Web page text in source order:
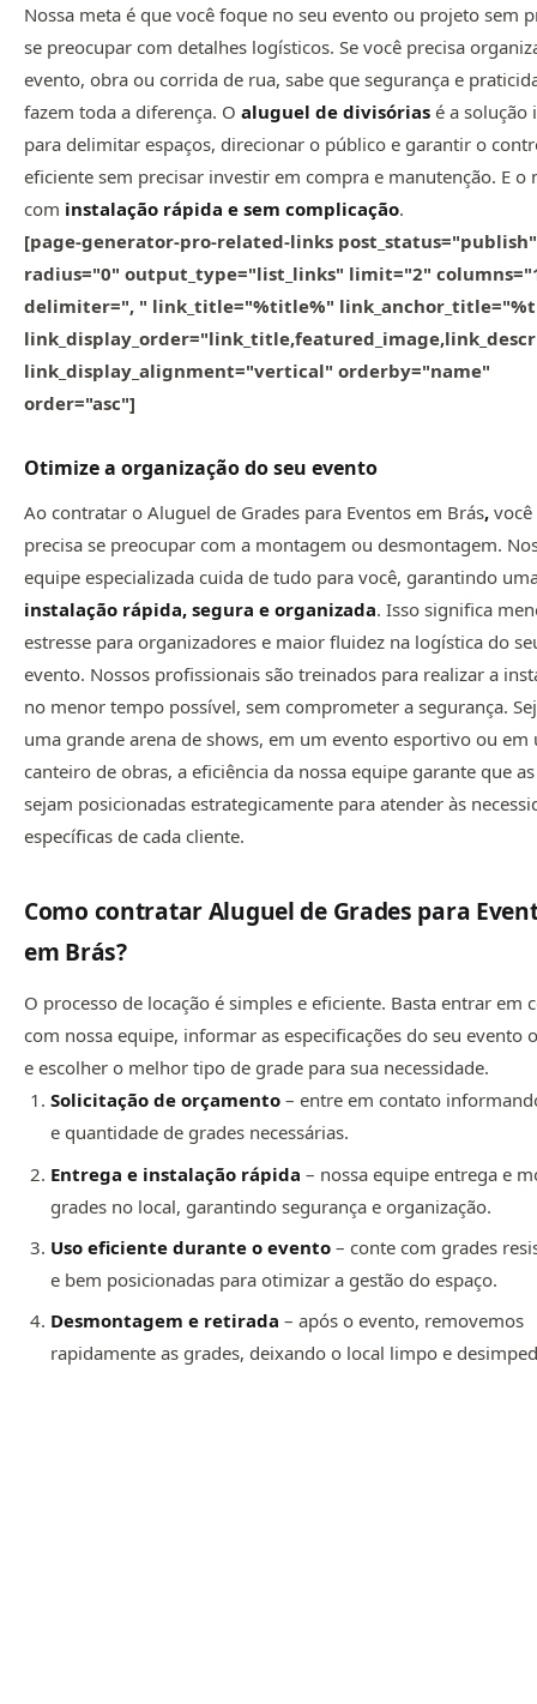
Nossa meta é que você foque no seu evento ou projeto sem
se preocupar com detalhes logísticos. Se você precisa
evento, obra ou corrida de rua, sabe que segurança e
fazem toda a diferença. O aluguel de divisórias é a solução
para delimitar espaços, direcionar o público e garantir o
eficiente sem precisar investir em compra e manutenção. E o
com instalação rápida e sem complicação.
[page-generator-pro-related-links post_status="publish"
radius="0" output_type="list_links" limit="2"
delimiter=", " link_title="%title%"
link_display_alignment="vertical" orderby="name"
order="asc"]
Otimize a organização do seu evento
Ao contratar o Aluguel de Grades para Eventos em Brás,
precisa se preocupar com a montagem ou desmontagem.
equipe especializada cuida de tudo para você, garantindo
instalação rápida, segura e organizada. Isso significa
estresse para organizadores e maior fluidez na logística do
evento. Nossos profissionais são treinados para realizar a
no menor tempo possível, sem comprometer a segurança.
uma grande arena de shows, em um evento esportivo ou em
canteiro de obras, a eficiência da nossa equipe garante que
sejam posicionadas estrategicamente para atender às
específicas de cada cliente.
Como contratar Aluguel de Grades para
em Brás?
O processo de locação é simples e eficiente. Basta entrar em
com nossa equipe, informar as especificações do seu evento
e escolher o melhor tipo de grade para sua necessidade.
Solicitação de orçamento – entre em contato
e quantidade de grades necessárias.
Entrega e instalação rápida – nossa equipe entrega e
grades no local, garantindo segurança e organização.
Uso eficiente durante o evento – conte com grades
e bem posicionadas para otimizar a gestão do espaço.
Desmontagem e retirada – após o evento, removemos
rapidamente as grades, deixando o local limpo e